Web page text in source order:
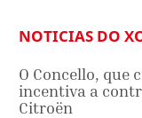
NOTICIAS DO
O Concello, que
incentiva a
Citroën